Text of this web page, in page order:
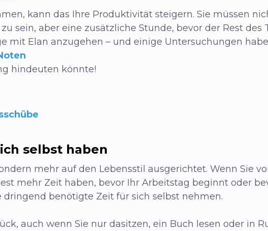
kann das Ihre Produktivität steigern. Sie müssen
sein, aber eine zusätzliche Stunde, bevor der Rest des
mit Elan anzugehen – und einige Untersuchungen
hindeuten könnte!
selbst haben
mehr auf den Lebensstil ausgerichtet. Wenn Sie
mehr Zeit haben, bevor Ihr Arbeitstag beginnt oder
dringend benötigte Zeit für sich selbst nehmen.
auch wenn Sie nur dasitzen, ein Buch lesen oder in